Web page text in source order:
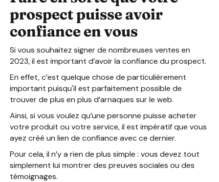
prospect puisse avoir
confiance en vous
Si vous souhaitez signer de nombreuses ventes en
2023, il est important d’avoir la confiance du prospect.
En effet, c’est quelque chose de particulièrement
important puisqu'il est parfaitement possible de
trouver de plus en plus d’arnaques sur le web.
Ainsi, si vous voulez qu’une personne puisse acheter
votre produit ou votre service, il est impératif que vous
ayez créé un lien de confiance avec ce dernier.
Pour cela, il n’y a rien de plus simple : vous devez tout
simplement lui montrer des preuves sociales ou des
témoignages.